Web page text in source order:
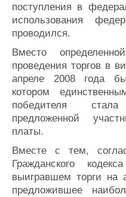
поступления в
использования
проводился.
Вместо
проведения торгов в
апреле 2008 года
котором
победителя
предложенной
платы.
Вместе с тем,
Гражданского
выигравшем торги на
предложившее